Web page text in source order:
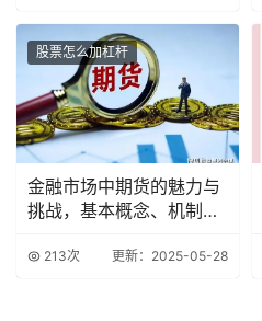
股票怎么加杠杆
金融市场中期货的魅力与
挑战，基本概念、机制及
213次 更新：2025-05-28